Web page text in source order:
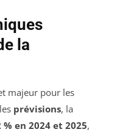
la
majeur pour les
prévisions, la
% en 2024 et 2025,